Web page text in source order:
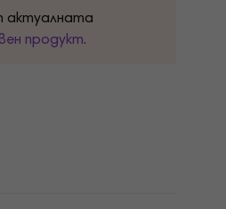
актуалната
продукт.